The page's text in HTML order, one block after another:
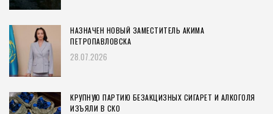
НАЗНАЧЕН НОВЫЙ ЗАМЕСТИТЕЛЬ АКИМА
ПЕТРОПАВЛОВСКА
28.07.2026
КРУПНУЮ ПАРТИЮ БЕЗАКЦИЗНЫХ СИГАРЕТ И АЛКОГОЛЯ
ИЗЪЯЛИ В СКО